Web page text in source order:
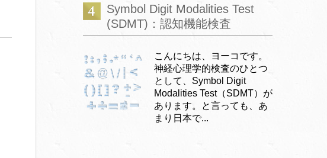
Symbol Digit Modalities Test
(SDMT)：認知機能検査
こんにちは、ヨーコです。
神経心理学的検査のひとつ
として、Symbol Digit
Modalities Test（SDMT）が
あります。と言っても、あ
まり日本で...